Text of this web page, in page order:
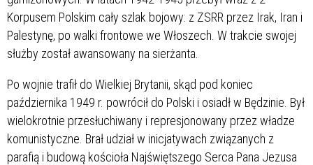
Korpusem Polskim cały szlak bojowy: z ZSRR przez Irak, Iran i
Palestynę, po walki frontowe we Włoszech. W trakcie swojej
służby został awansowany na sierżanta.
Po wojnie trafił do Wielkiej Brytanii, skąd pod koniec
października 1949 r. powrócił do Polski i osiadł w Będzinie. Był
wielokrotnie przesłuchiwany i represjonowany przez władze
komunistyczne. Brał udział w inicjatywach związanych z
parafią i budową kościoła Najświętszego Serca Pana Jezusa